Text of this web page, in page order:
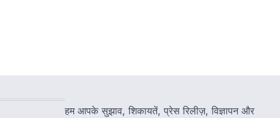
हम आपके सुझाव, शिकायतें, प्रेस रिलीज़, विज्ञापन और